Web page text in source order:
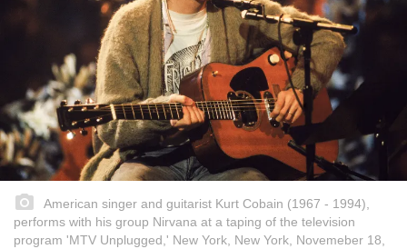
American singer and guitarist Kurt Cobain (1967 - 1994),
performs with his group Nirvana at a taping of the television
program 'MTV Unplugged,' New York, New York, Novemeber 18,